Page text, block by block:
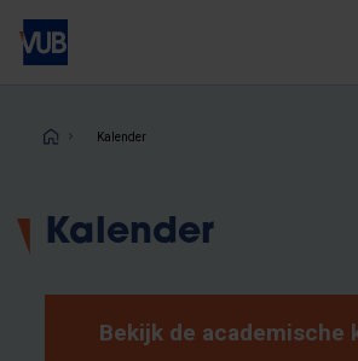
Overslaan
naar
inhoudKruimelpad
Kalender
Kalender
Bekijk de academische